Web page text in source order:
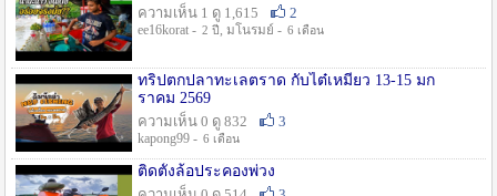
ความเห็น 1 ดู 1,615
2
ee16korat - 2 ปี , มโนรมย์ - 6 เดือน
ทริปตกปลาทะเลตราด กับไต๋เหมี่ยว 13-15 มก
ราคม 2569
ความเห็น 0 ดู 832
3
kapong99 - 6 เดือน
ติดตั้งล้อประคองพ่วง